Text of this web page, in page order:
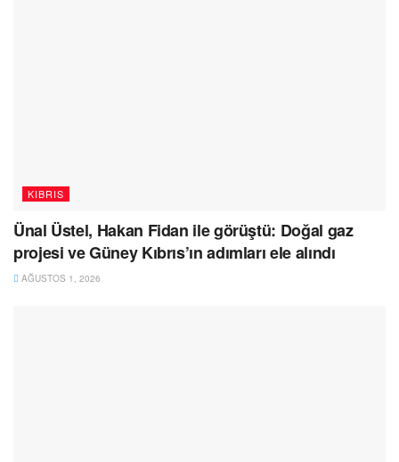
KIBRIS
Ünal Üstel, Hakan Fidan ile görüştü: Doğal gaz
projesi ve Güney Kıbrıs’ın adımları ele alındı
AĞUSTOS 1, 2026